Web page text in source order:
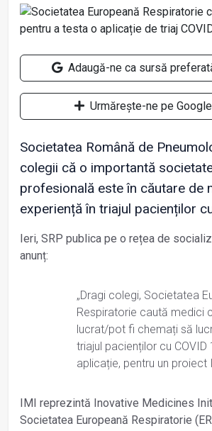
Adaugă-ne ca sursă
Urmărește-ne pe
Societatea Română de
colegii că o importantă
profesională este în căutare de
experiență în triajul pacienților
Ieri, SRP publica pe o rețea de
anunț:
„Dragi colegi, Societatea
Respiratorie caută medici
lucrat/pot fi chemați să
triajul pacienților cu
aplicație, pentru un proiect
IMI reprezintă Inovative Medicines
Societatea Europeană Respiratorie